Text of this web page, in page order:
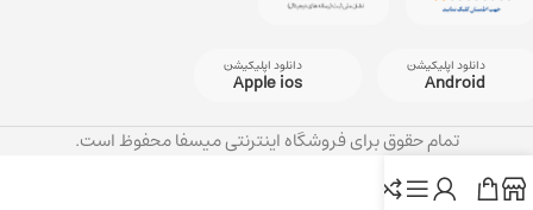
دانلود اپلیکیشن
Android
دانلود اپلیکیشن
Apple ios
تمام حقوق برای فروشگاه اینترنتی میسفا محفوظ است.